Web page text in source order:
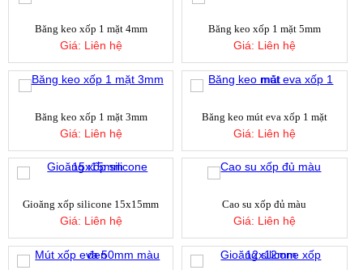
Băng keo xốp 1 mặt 4mm
Giá: Liên hệ
Băng keo xốp 1 mặt 5mm
Giá: Liên hệ
Băng keo xốp 1 mặt 3mm
Giá: Liên hệ
Băng keo mút eva xốp 1 mặt
Giá: Liên hệ
Gioăng xốp silicone 15x15mm
Giá: Liên hệ
Cao su xốp đủ màu
Giá: Liên hệ
CAO SU TẤM 3LY - CAO SU TAM 3LY -
TẤM CAO SU LÓT SÀN 3LY
CAO SU TẤM 2LY - CAO SU TAM 2LY -
THIÊN PHÚ
Liên hệ
CAO SU TẤM 1LY - CAO SU TAM 1LY -
TẤM CAO SU LÓT SÀN 1LY